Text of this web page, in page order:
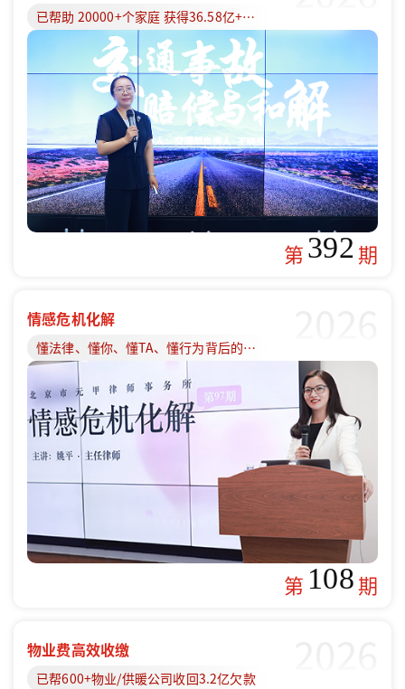
已帮助 20000+个家庭 获得36.58亿+赔偿款
第392期
情感危机化解
懂法律、懂你、懂TA、懂行为背后的原因
第 108期
物业费高效收缴
已帮600+物业/供暖公司收回3.2亿欠款